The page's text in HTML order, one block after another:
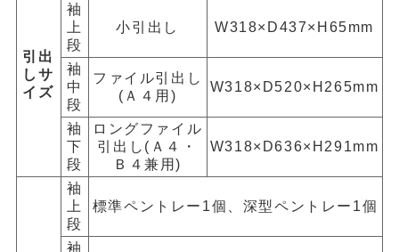
引出
しサ
イズ
袖
上
段
小引出し W318×D437×H65mm
袖
中
段
ファイル引出し
(Ａ４用)
W318×D520×H265mm
袖
下
段
ロングファイル
引出し(Ａ４・
Ｂ４兼用)
W318×D636×H291mm
袖
上
段
標準ペントレー1個、深型ペントレー1個
袖